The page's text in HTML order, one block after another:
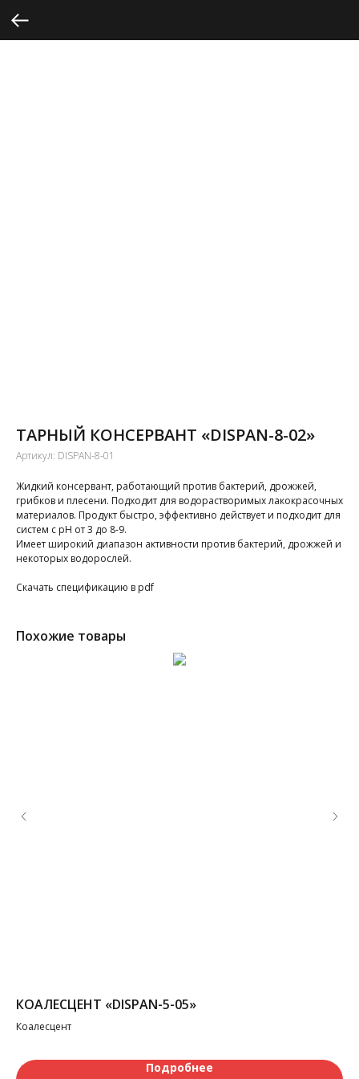
ТАРНЫЙ КОНСЕРВАНТ «DISPAN-8-02»
Артикул: DISPAN-8-01
Жидкий консервант, работающий против бактерий, дрожжей,
грибков и плесени. Подходит для водорастворимых лакокрасочных
материалов. Продукт быстро, эффективно действует и подходит для
систем с pH от 3 до 8-9.
Имеет широкий диапазон активности против бактерий, дрожжей и
некоторых водорослей.
Cкачать спецификацию в pdf
Похожие товары
КОАЛЕСЦЕНТ «DISPAN-5-05»
Коалесцент
Подробнее